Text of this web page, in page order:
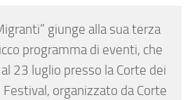
giunge alla sua terza
programma di eventi, che
23 luglio presso la Corte dei
Festival, organizzato da Corte